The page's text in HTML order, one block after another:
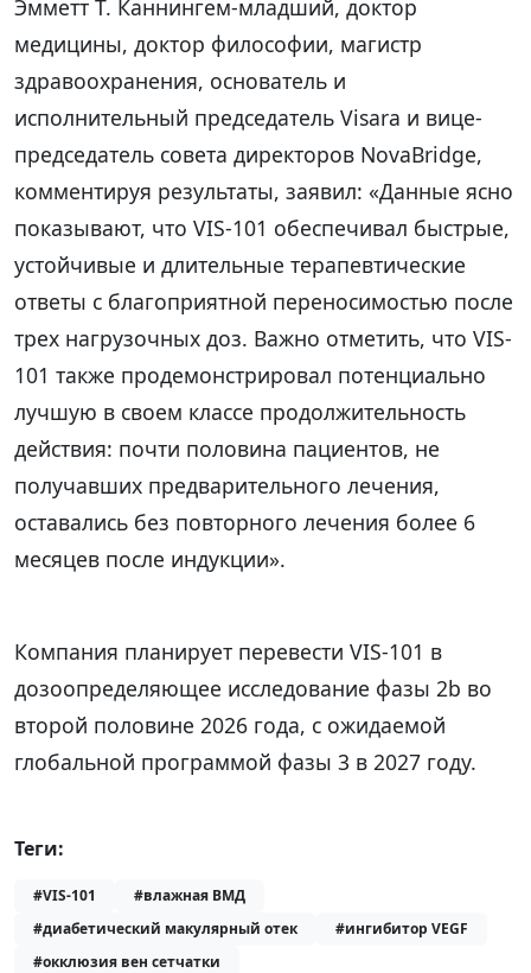
Эмметт Т. Каннингем-младший, доктор
медицины, доктор философии, магистр
здравоохранения, основатель и
исполнительный председатель Visara и вице-
председатель совета директоров NovaBridge,
комментируя результаты, заявил: «Данные ясно
показывают, что VIS-101 обеспечивал быстрые,
устойчивые и длительные терапевтические
ответы с благоприятной переносимостью после
трех нагрузочных доз. Важно отметить, что VIS-
101 также продемонстрировал потенциально
лучшую в своем классе продолжительность
действия: почти половина пациентов, не
получавших предварительного лечения,
оставались без повторного лечения более 6
месяцев после индукции».
Компания планирует перевести VIS-101 в
дозоопределяющее исследование фазы 2b во
второй половине 2026 года, с ожидаемой
глобальной программой фазы 3 в 2027 году.
Теги:
#VIS-101
#влажная ВМД
#диабетический макулярный отек
#ингибитор VEGF
#окклюзия вен сетчатки